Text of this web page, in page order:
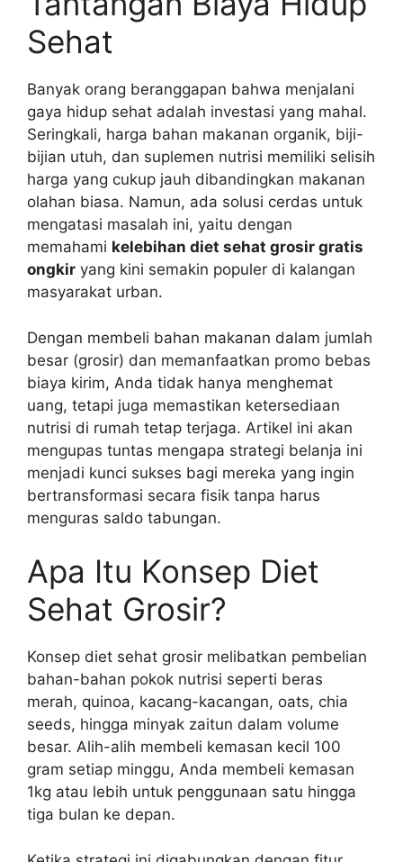
Sehat
Banyak orang beranggapan bahwa menjalani
gaya hidup sehat adalah investasi yang mahal.
Seringkali, harga bahan makanan organik, biji-
bijian utuh, dan suplemen nutrisi memiliki selisih
harga yang cukup jauh dibandingkan makanan
olahan biasa. Namun, ada solusi cerdas untuk
mengatasi masalah ini, yaitu dengan
memahami kelebihan diet sehat grosir gratis
ongkir yang kini semakin populer di kalangan
masyarakat urban.
Dengan membeli bahan makanan dalam jumlah
besar (grosir) dan memanfaatkan promo bebas
biaya kirim, Anda tidak hanya menghemat
uang, tetapi juga memastikan ketersediaan
nutrisi di rumah tetap terjaga. Artikel ini akan
mengupas tuntas mengapa strategi belanja ini
menjadi kunci sukses bagi mereka yang ingin
bertransformasi secara fisik tanpa harus
menguras saldo tabungan.
Apa Itu Konsep Diet
Sehat Grosir?
Konsep diet sehat grosir melibatkan pembelian
bahan-bahan pokok nutrisi seperti beras
merah, quinoa, kacang-kacangan, oats, chia
seeds, hingga minyak zaitun dalam volume
besar. Alih-alih membeli kemasan kecil 100
gram setiap minggu, Anda membeli kemasan
1kg atau lebih untuk penggunaan satu hingga
tiga bulan ke depan.